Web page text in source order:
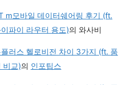
m모바일 데이터쉐어링 후기 (ft.
파이 라우터 용도)의 와사비
러스 헬로비전 차이 3가지 (ft. 품
비교)의 인포팁스